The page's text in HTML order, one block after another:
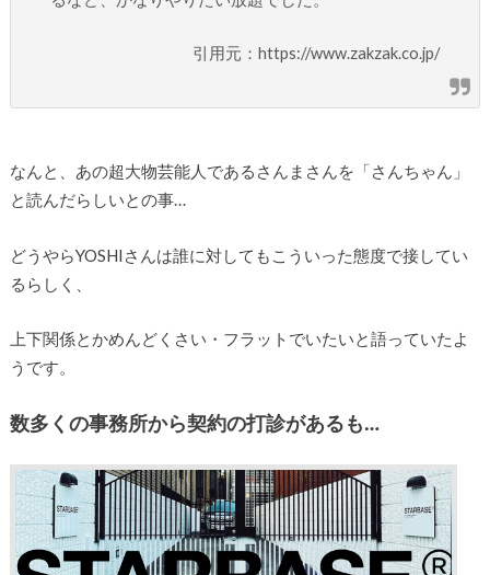
引用元：https://www.zakzak.co.jp/
なんと、あの超大物芸能人であるさんまさんを「さんちゃん」
と読んだらしいとの事…
どうやらYOSHIさんは誰に対してもこういった態度で接してい
るらしく、
上下関係とかめんどくさい・フラットでいたいと語っていたよ
うです。
数多くの事務所から契約の打診があるも…